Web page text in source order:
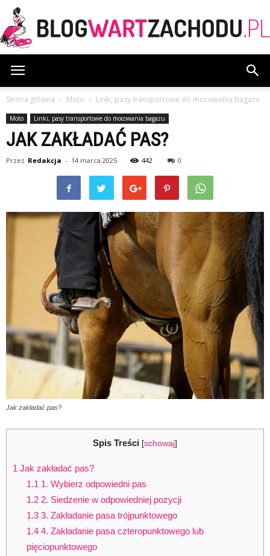
Strona główna Moto Linki, pasy transportowe do mocowania bagażu
Moto Linki, pasy transportowe do mocowania bagażu
JAK ZAKŁADAĆ PAS?
Przez Redakcja - 14 marca 2025 442 0
Jak zakładać pas?
Spis Treści [schowaj]
1 Jak zakładać pas?
1.1 1. Wybierz odpowiedni pas
1.22. Siedzenie w odpowiedniej pozycji
1.33. Zakładanie pasa trójpunktowego
1.44. Zakładanie pasa czteropunktowego lub
pięciopunktowego